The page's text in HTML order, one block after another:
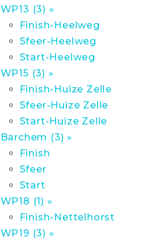
WP13 (3) »
Finish-Heelweg
Sfeer-Heelweg
Start-Heelweg
WP15 (3) »
Finish-Huize Zelle
Sfeer-Huize Zelle
Start-Huize Zelle
Barchem (3) »
Finish
Sfeer
Start
WP18 (1) »
Finish-Nettelhorst
WP19 (3) »